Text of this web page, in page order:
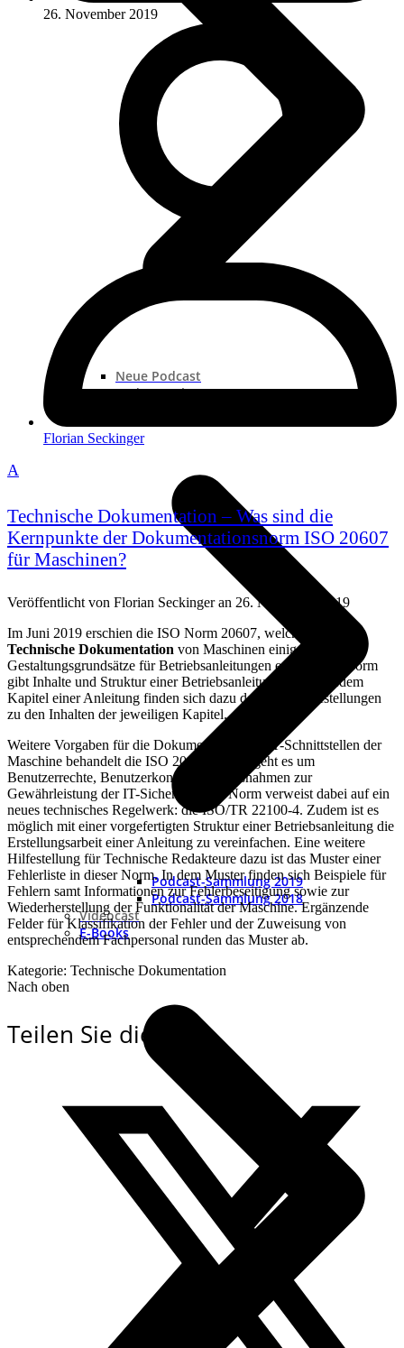
Neue Podcast
Podcast „Shorts“
Podcast-Sammlung 2019
Podcast-Sammlung 2018
Videocast
E-Books
26. November 2019
Florian Seckinger
A
Technische Dokumentation – Was sind die
Kernpunkte der Dokumentationsnorm ISO 20607
für Maschinen?
Veröffentlicht von Florian Seckingeran 26. November 2019
Im Juni 2019 erschien die ISO Norm 20607, welche für die
Technische Dokumentation von Maschinen einige nützliche
Gestaltungsgrundsätze für Betriebsanleitungen enthält. Die Norm
gibt Inhalte und Struktur einer Betriebsanleitung vor. Zu jedem
Kapitel einer Anleitung finden sich dazu detaillierte Aufstellungen
zu den Inhalten der jeweiligen Kapitel.
Weitere Vorgaben für die Dokumentation der IT-Schnittstellen der
Maschine behandelt die ISO 20607. Dabei geht es um
Benutzerrechte, Benutzerkonten und Maßnahmen zur
Gewährleistung der IT-Sicherheit. Die Norm verweist dabei auf ein
neues technisches Regelwerk: die ISO/TR 22100-4. Zudem ist es
möglich mit einer vorgefertigten Struktur einer Betriebsanleitung die
Erstellungsarbeit einer Anleitung zu vereinfachen. Eine weitere
Hilfestellung für Technische Redakteure dazu ist das Muster einer
Fehlerliste in dieser Norm. In dem Muster finden sich Beispiele für
Fehlern samt Informationen zur Fehlerbeseitigung sowie zur
Wiederherstellung der Funktionalität der Maschine. Ergänzende
Felder für Klassifikation der Fehler und der Zuweisung von
entsprechendem Fachpersonal runden das Muster ab.
Kategorie: Technische Dokumentation
Nach oben
Teilen Sie dies